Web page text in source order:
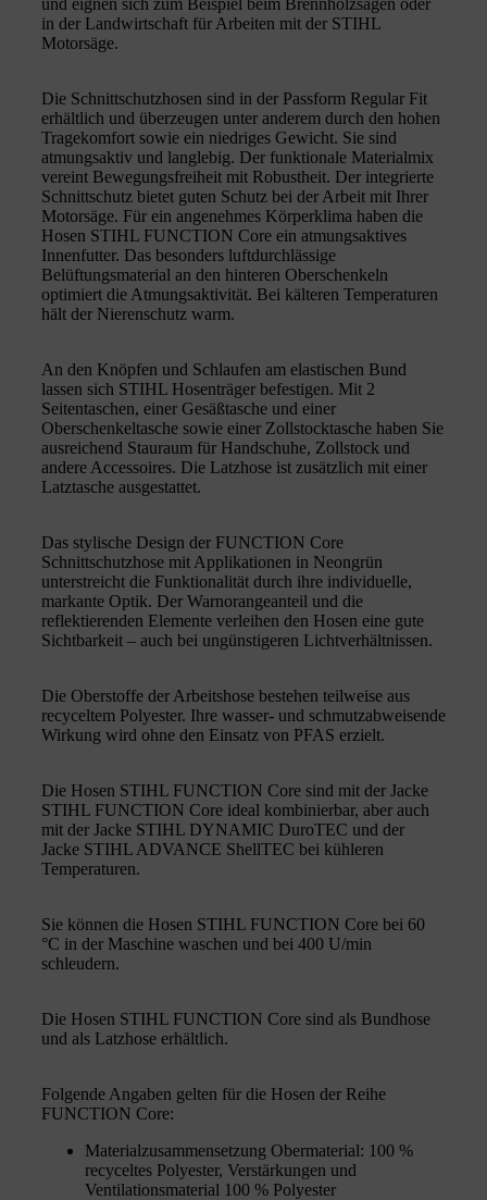
in der Landwirtschaft für Arbeiten mit der STIHL
Motorsäge.
Die Schnittschutzhosen sind in der Passform Regular Fit
erhältlich und überzeugen unter anderem durch den hohen
Tragekomfort sowie ein niedriges Gewicht. Sie sind
atmungsaktiv und langlebig. Der funktionale Materialmix
vereint Bewegungsfreiheit mit Robustheit. Der integrierte
Schnittschutz bietet guten Schutz bei der Arbeit mit Ihrer
Motorsäge. Für ein angenehmes Körperklima haben die
Hosen STIHL FUNCTION Core ein atmungsaktives
Innenfutter. Das besonders luftdurchlässige
Belüftungsmaterial an den hinteren Oberschenkeln
optimiert die Atmungsaktivität. Bei kälteren Temperaturen
hält der Nierenschutz warm.
An den Knöpfen und Schlaufen am elastischen Bund
lassen sich STIHL Hosenträger befestigen. Mit 2
Seitentaschen, einer Gesäßtasche und einer
Oberschenkeltasche sowie einer Zollstocktasche haben Sie
ausreichend Stauraum für Handschuhe, Zollstock und
andere Accessoires. Die Latzhose ist zusätzlich mit einer
Latztasche ausgestattet.
Das stylische Design der FUNCTION Core
Schnittschutzhose mit Applikationen in Neongrün
unterstreicht die Funktionalität durch ihre individuelle,
markante Optik. Der Warnorangeanteil und die
reflektierenden Elemente verleihen den Hosen eine gute
Sichtbarkeit – auch bei ungünstigeren Lichtverhältnissen.
Die Oberstoffe der Arbeitshose bestehen teilweise aus
recyceltem Polyester. Ihre wasser- und schmutzabweisende
Wirkung wird ohne den Einsatz von PFAS erzielt.
Die Hosen STIHL FUNCTION Core sind mit der Jacke
STIHL FUNCTION Core ideal kombinierbar, aber auch
mit der Jacke STIHL DYNAMIC DuroTEC und der
Jacke STIHL ADVANCE ShellTEC bei kühleren
Temperaturen.
Sie können die Hosen STIHL FUNCTION Core bei 60
°C in der Maschine waschen und bei 400 U/min
schleudern.
Die Hosen STIHL FUNCTION Core sind als Bundhose
und als Latzhose erhältlich.
Folgende Angaben gelten für die Hosen der Reihe
FUNCTION Core:
Materialzusammensetzung Obermaterial: 100 %
recyceltes Polyester, Verstärkungen und
Ventilationsmaterial 100 % Polyester